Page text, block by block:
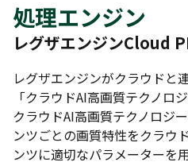
処理エンジン
レグザエンジンCloud
レグザエンジンがクラウドと
「クラウドAI高画質テクノロ
クラウドAI高画質テクノロジ
ンツごとの画質特性をクラウ
ンツに適切なパラメーターを